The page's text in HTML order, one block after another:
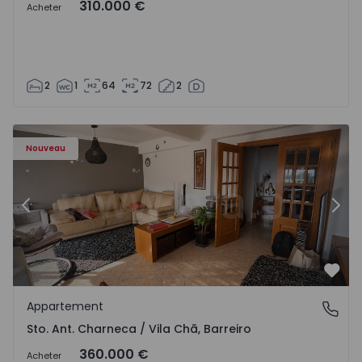
Acheter 310.000 €
2 1 64 72 2
Nouveau
- 1573477 - 14
Appartement T3 Barreiro, Sto. Ant. Charneca / Vila Chã -
Précédent
Sto. Ant. Charneca / Vila Chã, Barreiro
Appartement
Sto. Ant. Charneca / Vila Chã, Barreiro
Acheter 360.000 €